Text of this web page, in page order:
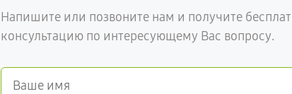
Напишите или позвоните нам и получите
консультацию по интересующему Вас вопросу.